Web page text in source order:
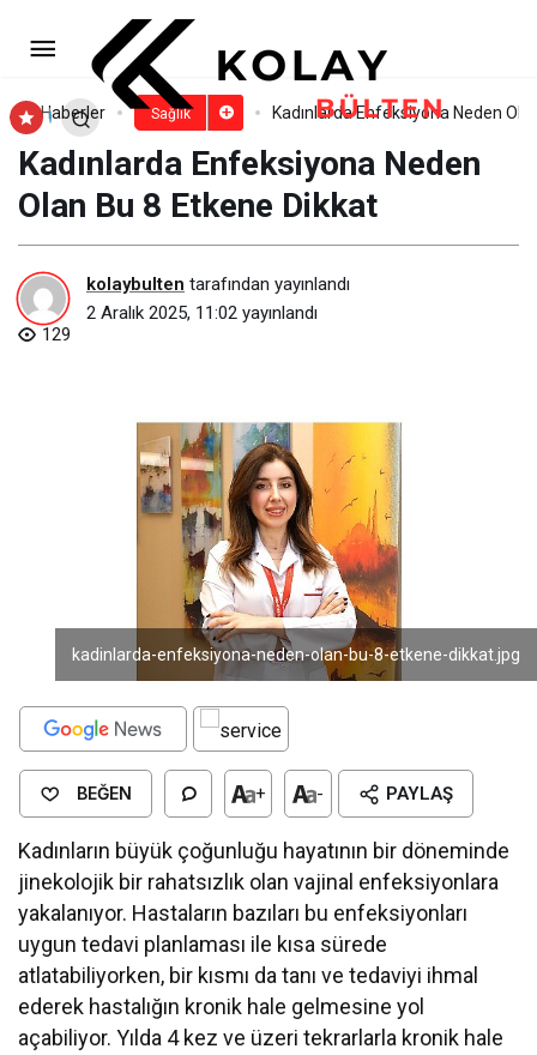
Haberler Sağlık Kadınlarda Enfeksiyona Neden
Kadınlarda Enfeksiyona Neden
Olan Bu 8 Etkene Dikkat
kolaybulten tarafından yayınlandı
2 Aralık 2025, 11:02 yayınlandı
129
kadinlarda-enfeksiyona-neden-olan-bu-8-etkene-dikkat.jpg
BEĞEN + - PAYLAŞ
Kadınların büyük çoğunluğu hayatının bir döneminde
jinekolojik bir rahatsızlık olan vajinal enfeksiyonlara
yakalanıyor. Hastaların bazıları bu enfeksiyonları
uygun tedavi planlaması ile kısa sürede
atlatabiliyorken, bir kısmı da tanı ve tedaviyi ihmal
ederek hastalığın kronik hale gelmesine yol
açabiliyor. Yılda 4 kez ve üzeri tekrarlarla kronik hale
Uyku Kalitenizi Artıracak 6 Adım
Yorum Yap Paylaş